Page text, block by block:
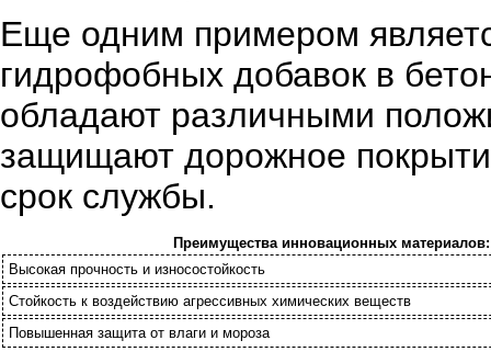
Еще одним примером
гидрофобных добавок в
обладают различными
защищают дорожное
срок службы.
Преимущества инновационных материалов:
Высокая прочность и износостойкость
Стойкость к воздействию агрессивных химических веществ
Повышенная защита от влаги и мороза